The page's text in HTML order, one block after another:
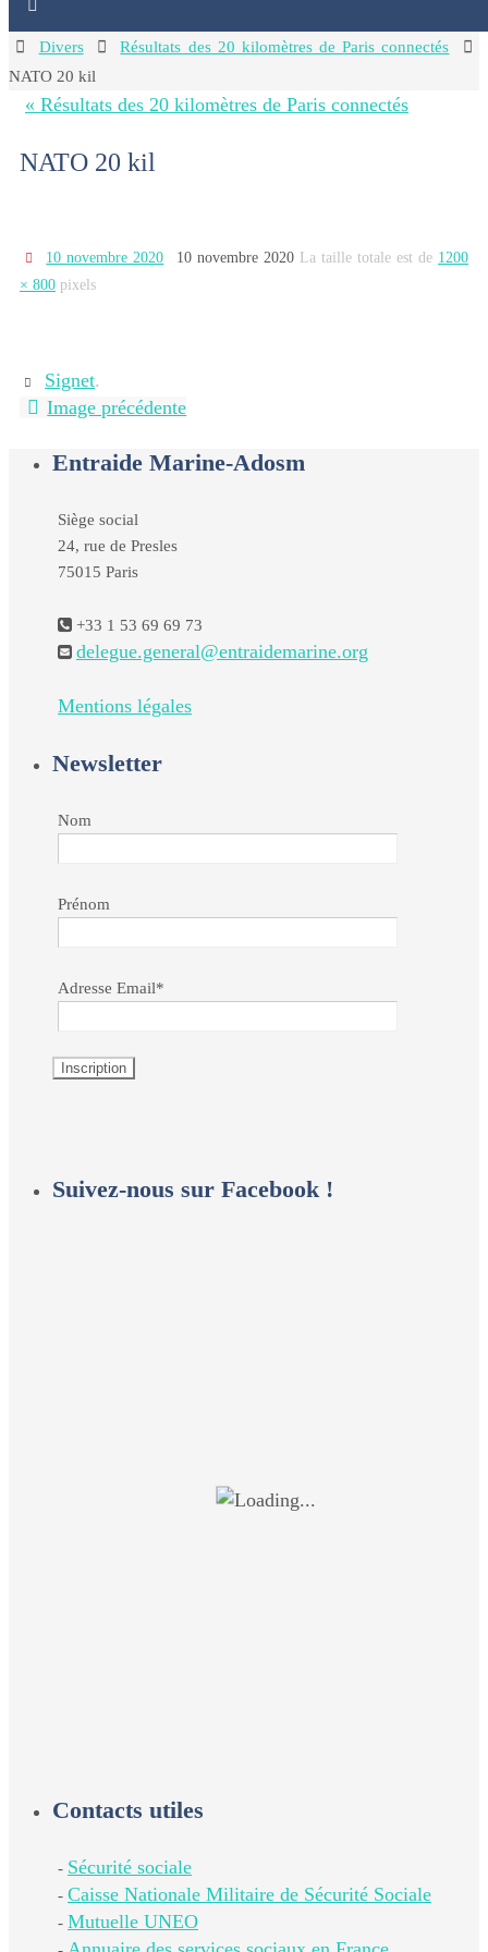
HomeDivers
Résultats des 20 kilomètres de Paris connectés
NATO 20 kil
« Résultats des 20 kilomètres de Paris connectés
NATO 20 kil
10 novembre 2020 10 novembre 2020 La taille totale est de 1200
× 800 pixels
Signet.
Image précédente
Entraide Marine-Adosm
Siège social
24, rue de Presles
75015 Paris
+33 1 53 69 69 73
delegue.general@entraidemarine.org
Mentions légales
Newsletter
Nom
Prénom
Adresse Email*
Suivez-nous sur Facebook !
Contacts utiles
- Sécurité sociale
- Caisse Nationale Militaire de Sécurité Sociale
- Mutuelle UNEO